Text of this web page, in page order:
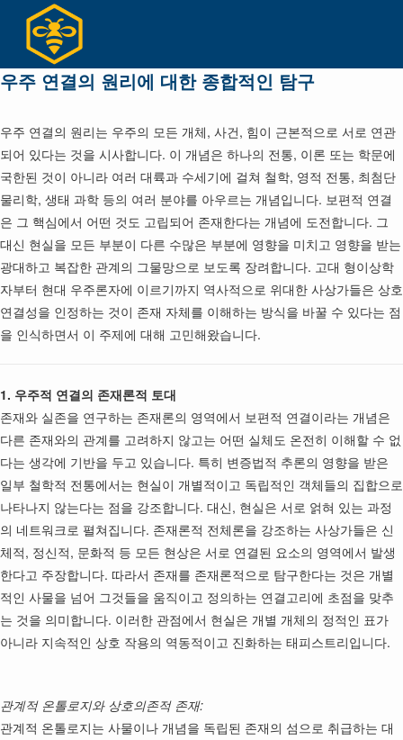
content
우주 연결의 원리에 대한 종합적인 탐구
우주 연결의 원리는 우주의 모든 개체, 사건, 힘이 근본적으로 서로 연관
되어 있다는 것을 시사합니다. 이 개념은 하나의 전통, 이론 또는 학문에
국한된 것이 아니라 여러 대륙과 수세기에 걸쳐 철학, 영적 전통, 최첨단
물리학, 생태 과학 등의 여러 분야를 아우르는 개념입니다. 보편적 연결
은 그 핵심에서 어떤 것도 고립되어 존재한다는 개념에 도전합니다. 그
대신 현실을 모든 부분이 다른 수많은 부분에 영향을 미치고 영향을 받는
광대하고 복잡한 관계의 그물망으로 보도록 장려합니다. 고대 형이상학
자부터 현대 우주론자에 이르기까지 역사적으로 위대한 사상가들은 상호
연결성을 인정하는 것이 존재 자체를 이해하는 방식을 바꿀 수 있다는 점
을 인식하면서 이 주제에 대해 고민해왔습니다.
1. 우주적 연결의 존재론적 토대
존재와 실존을 연구하는 존재론의 영역에서 보편적 연결이라는 개념은
다른 존재와의 관계를 고려하지 않고는 어떤 실체도 온전히 이해할 수 없
다는 생각에 기반을 두고 있습니다. 특히 변증법적 추론의 영향을 받은
일부 철학적 전통에서는 현실이 개별적이고 독립적인 객체들의 집합으로
나타나지 않는다는 점을 강조합니다. 대신, 현실은 서로 얽혀 있는 과정
의 네트워크로 펼쳐집니다. 존재론적 전체론을 강조하는 사상가들은 신
체적, 정신적, 문화적 등 모든 현상은 서로 연결된 요소의 영역에서 발생
한다고 주장합니다. 따라서 존재를 존재론적으로 탐구한다는 것은 개별
적인 사물을 넘어 그것들을 움직이고 정의하는 연결고리에 초점을 맞추
는 것을 의미합니다. 이러한 관점에서 현실은 개별 개체의 정적인 표가
아니라 지속적인 상호 작용의 역동적이고 진화하는 태피스트리입니다.
관계적 온톨로지와 상호의존적 존재:
관계적 온톨로지는 사물이나 개념을 독립된 존재의 섬으로 취급하는 대